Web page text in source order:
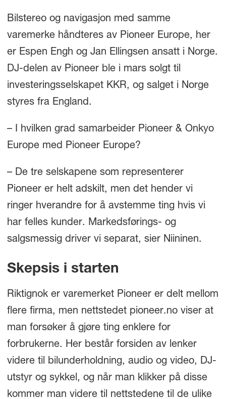
Bilstereo og navigasjon med samme
varemerke håndteres av Pioneer Europe, her
er Espen Engh og Jan Ellingsen ansatt i Norge.
DJ-delen av Pioneer ble i mars solgt til
investeringsselskapet KKR, og salget i Norge
styres fra England.
– I hvilken grad samarbeider Pioneer & Onkyo
Europe med Pioneer Europe?
– De tre selskapene som representerer
Pioneer er helt adskilt, men det hender vi
ringer hverandre for å avstemme ting hvis vi
har felles kunder. Markedsførings- og
salgsmessig driver vi separat, sier Niininen.
Skepsis i starten
Riktignok er varemerket Pioneer er delt mellom
flere firma, men nettstedet pioneer.no viser at
man forsøker å gjøre ting enklere for
forbrukerne. Her består forsiden av lenker
videre til bilunderholdning, audio og video, DJ-
utstyr og sykkel, og når man klikker på disse
kommer man videre til nettstedene til de ulike